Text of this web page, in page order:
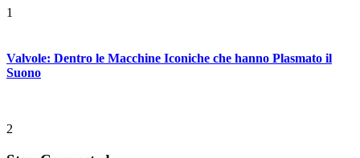
1
Valvole: Dentro le Macchine Iconiche che hanno Plasmato il
Suono
2